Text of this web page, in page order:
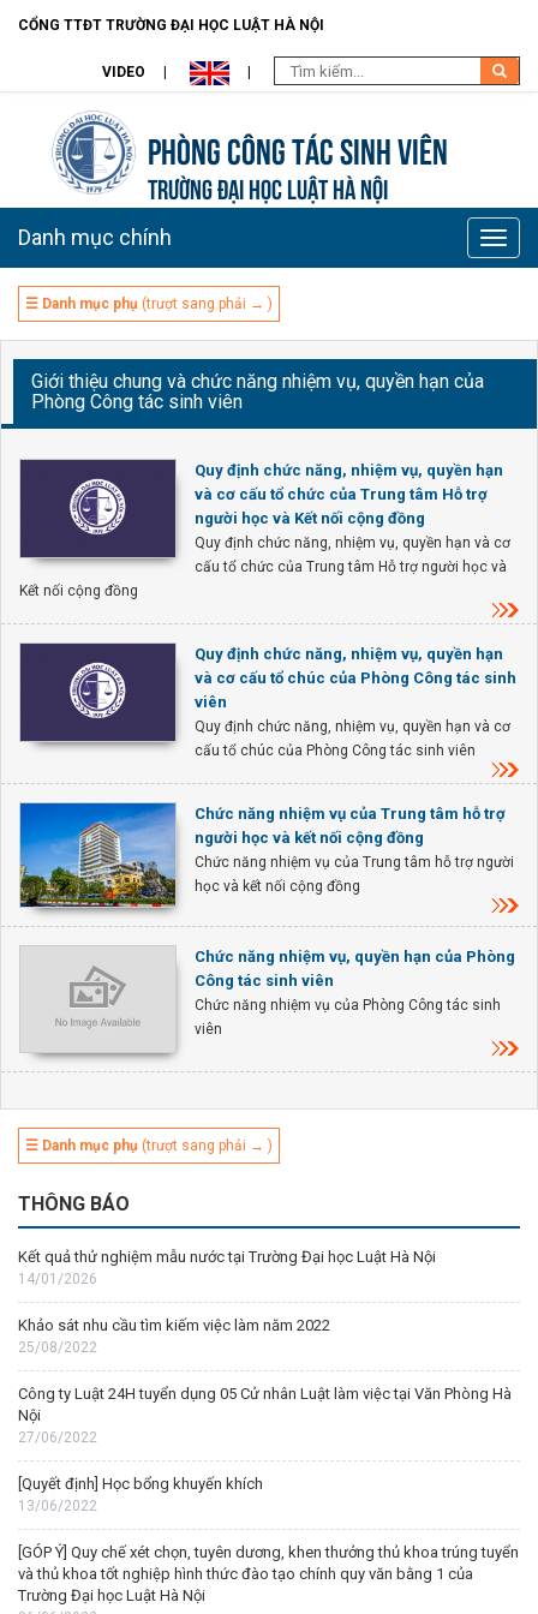
CỔNG TTĐT TRƯỜNG ĐẠI HỌC LUẬT HÀ NỘI
VIDEO
Phòng Công tác sinh viên
TRƯỜNG ĐẠI HỌC LUẬT HÀ NỘI
Toggle
Danh mục chính
☰ Danh mục phụ (trượt sang phải → )
Giới thiệu chung và chức năng nhiệm vụ, quyền hạn của
Phòng Công tác sinh viên
Quy định chức năng, nhiệm vụ, quyền hạn
và cơ cấu tổ chức của Trung tâm Hỗ trợ
người học và Kết nối cộng đồng
Quy định chức năng, nhiệm vụ, quyền hạn và cơ
cấu tổ chức của Trung tâm Hỗ trợ người học và
Kết nối cộng đồng
Quy định chức năng, nhiệm vụ, quyền hạn
và cơ cấu tổ chúc của Phòng Công tác sinh
viên
Quy định chức năng, nhiệm vụ, quyền hạn và cơ
cấu tổ chúc của Phòng Công tác sinh viên
Chức năng nhiệm vụ của Trung tâm hỗ trợ
người học và kết nối cộng đồng
Chức năng nhiệm vụ của Trung tâm hỗ trợ người
học và kết nối cộng đồng
Chức năng nhiệm vụ, quyền hạn của Phòng
Công tác sinh viên
Chức năng nhiệm vụ của Phòng Công tác sinh
viên
☰ Danh mục phụ (trượt sang phải → )
THÔNG BÁO
Kết quả thử nghiệm mẫu nước tại Trường Đại học Luật Hà Nội
14/01/2026
Khảo sát nhu cầu tìm kiếm việc làm năm 2022
25/08/2022
Công ty Luật 24H tuyển dụng 05 Cử nhân Luật làm việc tại Văn Phòng Hà
Nội
27/06/2022
[Quyết định] Học bổng khuyến khích
13/06/2022
[GÓP Ý] Quy chế xét chọn, tuyên dương, khen thưởng thủ khoa trúng tuyển
và thủ khoa tốt nghiệp hình thức đào tạo chính quy văn bằng 1 của
Trường Đại học Luật Hà Nội